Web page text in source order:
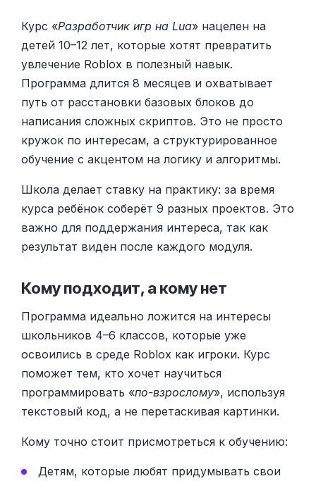
Курс «Разработчик игр на Lua» нацелен на
детей 10–12 лет, которые хотят превратить
увлечение Roblox в полезный навык.
Программа длится 8 месяцев и охватывает
путь от расстановки базовых блоков до
написания сложных скриптов. Это не просто
кружок по интересам, а структурированное
обучение с акцентом на логику и алгоритмы.
Школа делает ставку на практику: за время
курса ребёнок соберёт 9 разных проектов. Это
важно для поддержания интереса, так как
результат виден после каждого модуля.
Кому подходит, а кому нет
Программа идеально ложится на интересы
школьников 4–6 классов, которые уже
освоились в среде Roblox как игроки. Курс
поможет тем, кто хочет научиться
программировать «по-взрослому», используя
текстовый код, а не перетаскивая картинки.
Кому точно стоит присмотреться к обучению:
Детям, которые любят придумывать свои